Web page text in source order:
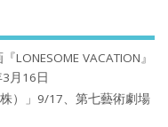
VACATION』
月16日
）」9/17、第七藝術劇場